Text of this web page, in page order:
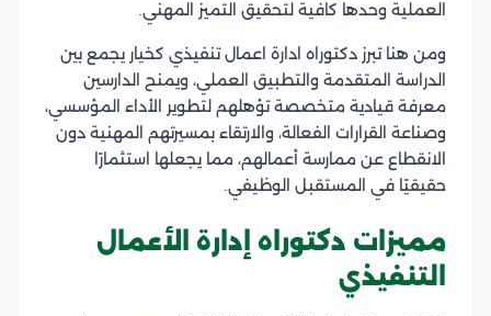
العملية وحدها كافية لتحقيق التميز المهني.
ومن هنا تبرز دكتوراه ادارة اعمال تنفيذي كخيار يجمع بين
الدراسة المتقدمة والتطبيق العملي، ويمنح الدارسين
معرفة قيادية متخصصة تؤهلهم لتطوير الأداء المؤسسي،
وصناعة القرارات الفعالة، والارتقاء بمسيرتهم المهنية دون
الانقطاع عن ممارسة أعمالهم، مما يجعلها استثمارًا
حقيقيًا في المستقبل الوظيفي.
مميزات دكتوراه إدارة الأعمال
التنفيذي